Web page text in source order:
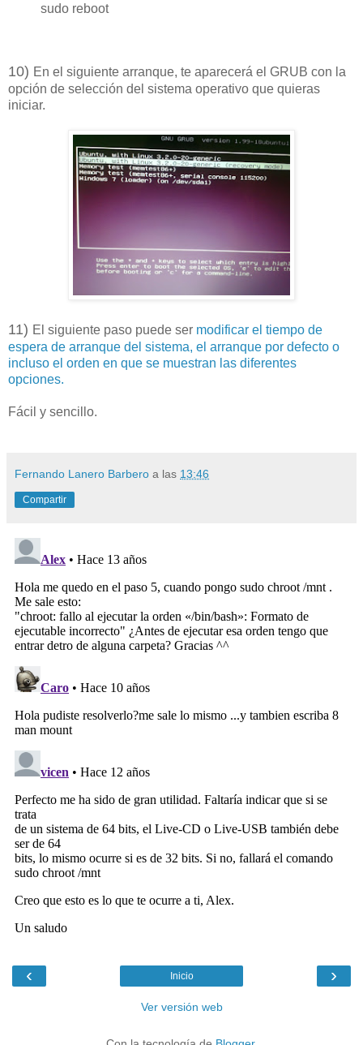
sudo reboot
10) En el siguiente arranque, te aparecerá el GRUB con la
opción de selección del sistema operativo que quieras
iniciar.
11) El siguiente paso puede ser modificar el tiempo de
espera de arranque del sistema, el arranque por defecto o
incluso el orden en que se muestran las diferentes
opciones.
Fácil y sencillo.
Fernando Lanero Barbero a las 13:46
Compartir
‹ ›
Inicio
Ver versión web